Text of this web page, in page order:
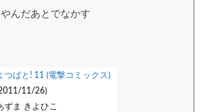
んだあとでなかす
つばと! 11 (電撃コミックス)
11/26)
ずま きよひこ